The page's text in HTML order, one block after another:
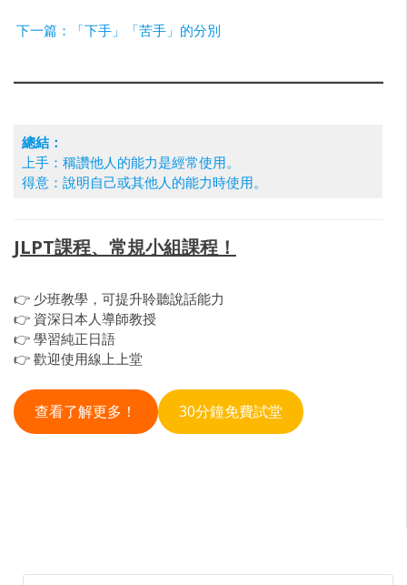
下一篇：「下手」「苦手」的分別
總結：
上手：稱讚他人的能力是經常使用。
得意：說明自己或其他人的能力時使用。
JLPT課程、常規小組課程！
👉 少班教學，可提升聆聽說話能力
👉 資深日本人導師教授
👉 學習純正日語
👉 歡迎使用線上上堂
查看了解更多！ 30分鐘免費試堂